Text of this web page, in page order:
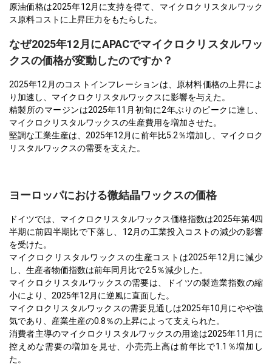
原油価格は2025年12月に支持を得て、マイクロクリスタルワック
ス原料コストに上昇圧力をもたらした。
なぜ2025年12月にAPACでマイクロクリスタルワッ
クスの価格が変動したのですか？
2025年12月のコストインフレーションは、原材料価格の上昇によ
り加速し、マイクロクリスタルワックスに影響を与えた。
精製所のマージンは2025年11月初旬に2年ぶりのピークに達し、
マイクロクリスタルワックスの生産費用を増加させた。
堅調な工業生産は、2025年12月に前年比5.2％増加し、マイクロク
リスタルワックスの需要を支えた。
ヨーロッパにおける微結晶ワックスの価格
ドイツでは、マイクロクリスタルワックス価格指数は2025年第4四
半期に前四半期比で下落し、12月の工業投入コストの減少の影響
を受けた。
マイクロクリスタルワックスの生産コストは2025年12月に減少
し、生産者物価指数は前年同月比で2.5％減少した。
マイクロクリスタルワックスの需要は、ドイツの製造業指数の縮
小により、2025年12月に逆風に直面した。
マイクロクリスタルワックスの需要見通しは2025年10月にやや強
気であり、産業生産の0.8％の上昇によって支えられた。
消費者主導のマイクロクリスタルワックスの用途は2025年11月に
控えめな需要の増加を見せ、小売売上高は前年比で1.1％増加し
た。